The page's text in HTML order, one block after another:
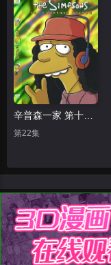
第22集